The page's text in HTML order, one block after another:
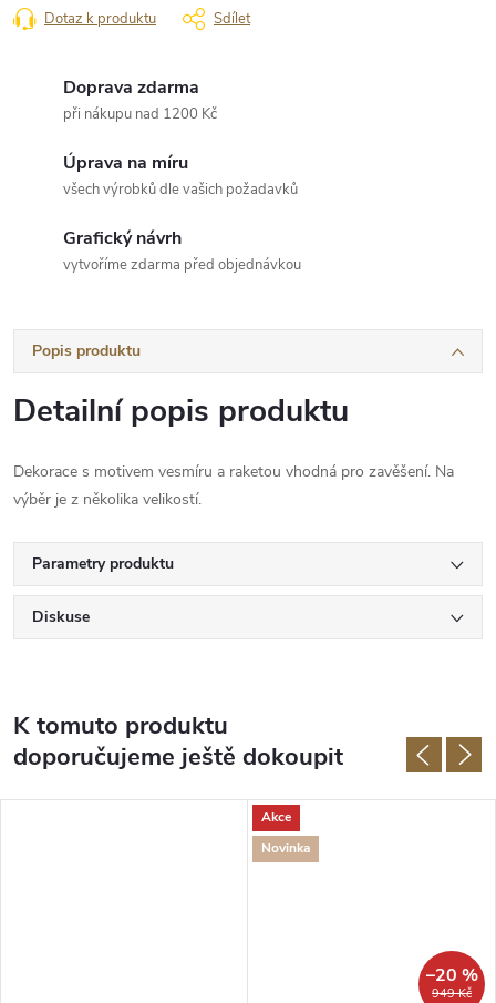
Dotaz k produktu Sdílet
Doprava zdarma
při nákupu nad 1200 Kč
Úprava na míru
všech výrobků dle vašich požadavků
Grafický návrh
vytvoříme zdarma před objednávkou
Popis produktu
Detailní popis produktu
Dekorace s motivem vesmíru a raketou vhodná pro zavěšení. Na
výběr je z několika velikostí.
Parametry produktu
Diskuse
K tomuto produktu
doporučujeme ještě dokoupit
Akce
Novinka
949 Kč
–20 %